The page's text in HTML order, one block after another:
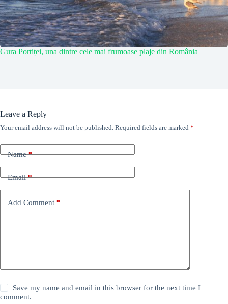
Gura Portiței, una dintre cele mai frumoase plaje din România
Leave a Reply
Your email address will not be published. Required fields are marked *
Name*
Email*
Add Comment *
Save my name and email in this browser for the next time I
comment.